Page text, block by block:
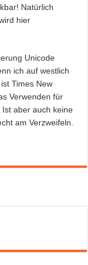
Natürlich
hier
Unicode
ich auf westlich
Times New
Verwenden für
aber auch keine
am Verzweifeln.